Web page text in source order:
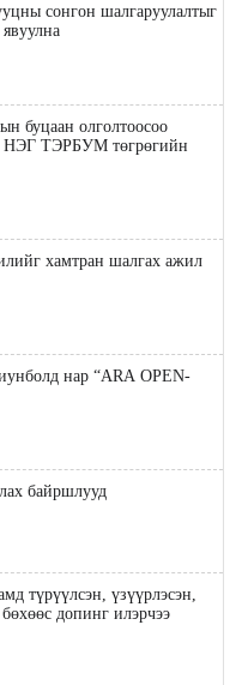
сонгон шалгаруулалтыг
буцаан олголтоосоо
НЭГ ТЭРБУМ төгрөгийн
хамтран шалгах ажил
нар “ARA OPEN-
байршлууд
түрүүлсэн, үзүүрлэсэн,
допинг илэрчээ